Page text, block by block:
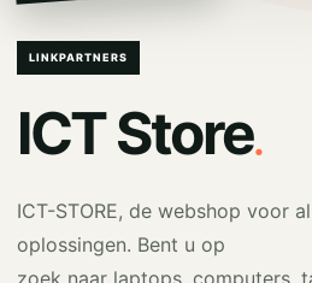
LINKPARTNERS
ICT Store.
ICT-STORE, de webshop voor
oplossingen. Bent u op
zoek naar laptops, computers,